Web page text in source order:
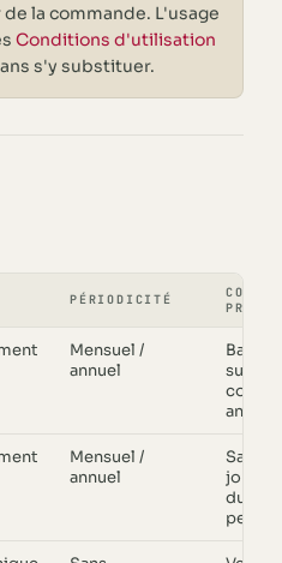
la commande. L'usage
Conditions d'utilisation
s'y substituer.
PÉRIODICITÉ
Mensuel /
annuel
Badge
Mensuel /
annuel
durée